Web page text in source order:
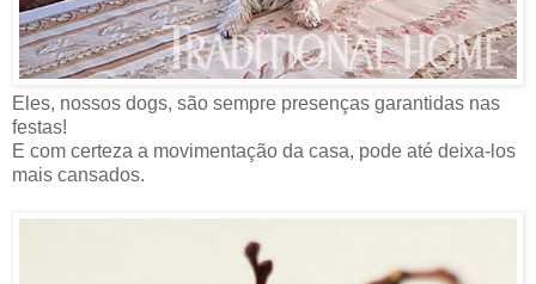
Eles, nossos dogs, são sempre presenças garantidas nas
festas!
E com certeza a movimentação da casa, pode até deixa-los
mais cansados.